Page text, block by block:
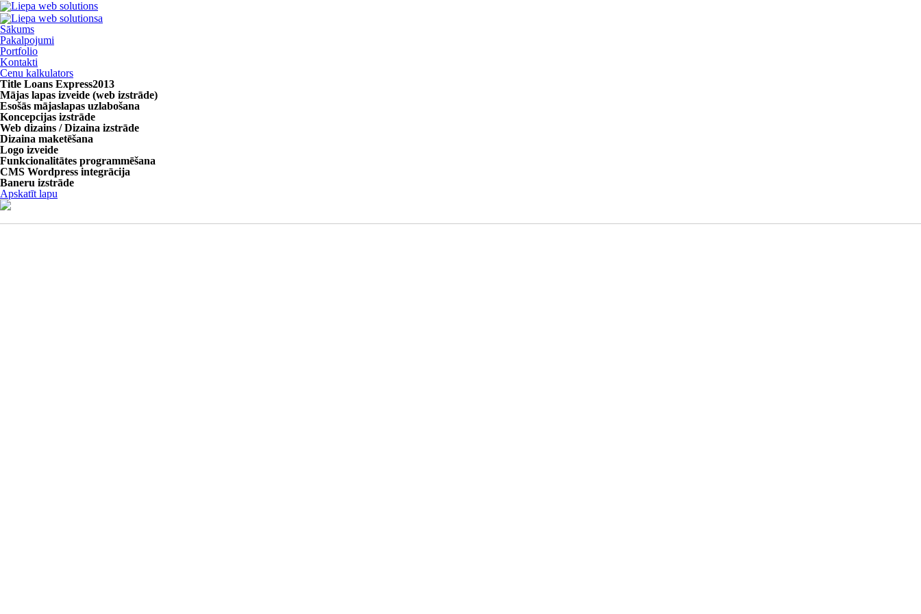
Sākums
Pakalpojumi
Portfolio
Kontakti
Cenu kalkulators
Title Loans Express2013
Mājas lapas izveide (web izstrāde)
Esošās mājaslapas uzlabošana
Koncepcijas izstrāde
Web dizains / Dizaina izstrāde
Dizaina maketēšana
Logo izveide
Funkcionalitātes programmēšana
CMS Wordpress integrācija
Baneru izstrāde
Apskatīt lapu